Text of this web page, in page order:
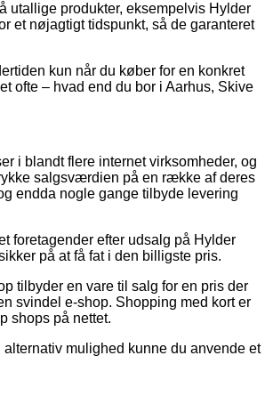
utallige produkter, eksempelvis Hylder
et nøjagtigt tidspunkt, så de garanteret
kun når du køber for en konkret
ofte – hvad end du bor i Aarhus, Skive
i blandt flere internet virksomheder, og
salgsværdien på en række af deres
endda nogle gange tilbyde levering
foretagender efter udsalg på Hylder
på at få fat i den billigste pris.
tilbyder en vare til salg for en pris der
svindel e-shop. Shopping med kort er
shops på nettet.
mulighed kunne du anvende et